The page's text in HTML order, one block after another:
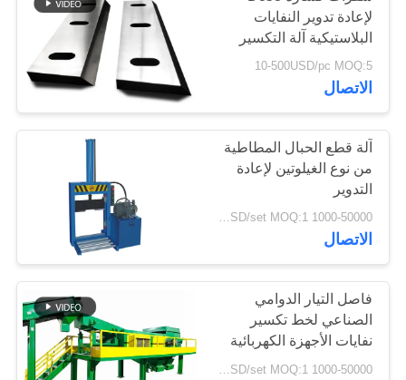
المعمل
مراقبة
الجودة
اتصل
أخبار
اطلب
اقتباس
عجلة صناعية
لوحات شاشة من مادة
البولي يوريثين
763
75
لإعادة تدوير النفايات
البلاستيكية آلة التكسير
10-500USD/pc MOQ:5
الاتصال
آلة قطع الحبال المطاطية
من نوع الغيلوتين لإعادة
التدوير
1000-50000 USD/set MOQ:1 مجموعات
الاتصال
فاصل التيار الدوامي
الصناعي لخط تكسير
نفايات الأجهزة الكهربائية
والإلكترونية (WEEE) بحجم